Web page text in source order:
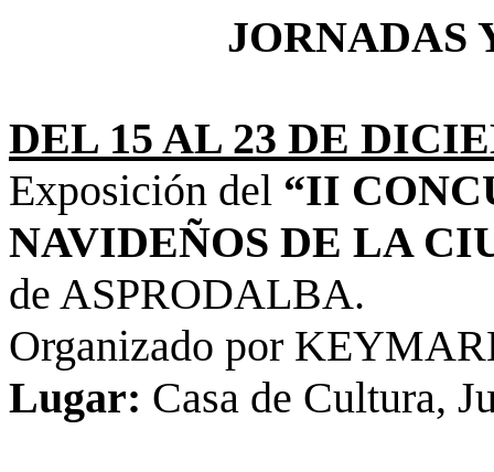
JORNADAS
DEL 15 AL 23 DE
Exposición del “II
NAVIDEÑOS DE LA
de ASPRODALBA.
Organizado por
Lugar: Casa de Cultura,